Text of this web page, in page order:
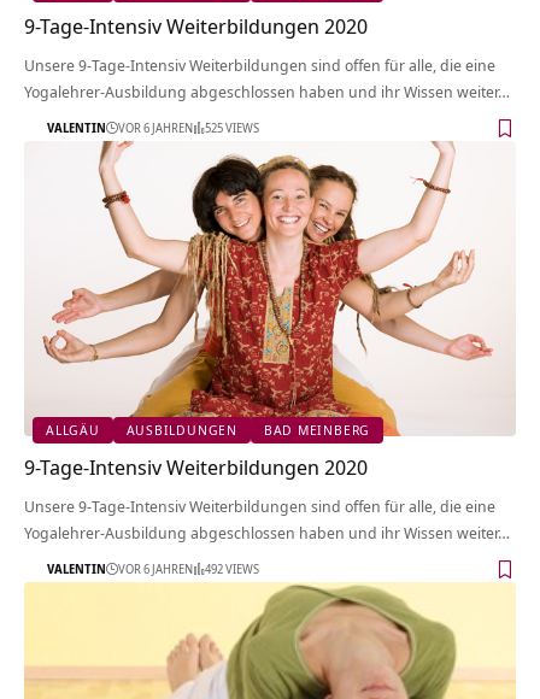
9-Tage-Intensiv Weiterbildungen 2020
Unsere 9-Tage-Intensiv Weiterbildungen sind offen für alle, die eine
Yogalehrer-Ausbildung abgeschlossen haben und ihr Wissen weiter…
VALENTIN VOR 6 JAHREN 525 VIEWS
ALLGÄU AUSBILDUNGEN BAD MEINBERG
9-Tage-Intensiv Weiterbildungen 2020
Unsere 9-Tage-Intensiv Weiterbildungen sind offen für alle, die eine
Yogalehrer-Ausbildung abgeschlossen haben und ihr Wissen weiter…
VALENTIN VOR 6 JAHREN 492 VIEWS